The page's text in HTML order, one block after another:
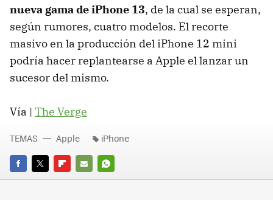
nueva gama de iPhone 13, de la cual se esperan,
según rumores, cuatro modelos. El recorte
masivo en la producción del iPhone 12 mini
podría hacer replantearse a Apple el lanzar un
sucesor del mismo.
Vía | The Verge
FACEBOOK
TWITTERFLIPBOARD
E-
WHATSAPP
TEMAS Apple iPhone